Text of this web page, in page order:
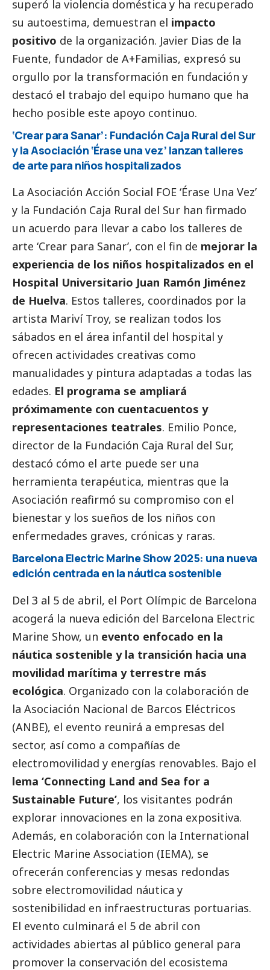
superó la violencia doméstica y ha recuperado
su autoestima, demuestran el impacto
positivo de la organización. Javier Dias de la
Fuente, fundador de A+Familias, expresó su
orgullo por la transformación en fundación y
destacó el trabajo del equipo humano que ha
hecho posible este apoyo continuo.
‘Crear para Sanar’: Fundación Caja Rural del Sur
y la Asociación ‘Érase una vez’ lanzan talleres
de arte para niños hospitalizados
La Asociación Acción Social FOE ‘Érase Una Vez’
y la Fundación Caja Rural del Sur han firmado
un acuerdo para llevar a cabo los talleres de
arte ‘Crear para Sanar’, con el fin de mejorar la
experiencia de los niños hospitalizados en el
Hospital Universitario Juan Ramón Jiménez
de Huelva. Estos talleres, coordinados por la
artista Mariví Troy, se realizan todos los
sábados en el área infantil del hospital y
ofrecen actividades creativas como
manualidades y pintura adaptadas a todas las
edades. El programa se ampliará
próximamente con cuentacuentos y
representaciones teatrales. Emilio Ponce,
director de la Fundación Caja Rural del Sur,
destacó cómo el arte puede ser una
herramienta terapéutica, mientras que la
Asociación reafirmó su compromiso con el
bienestar y los sueños de los niños con
enfermedades graves, crónicas y raras.
Barcelona Electric Marine Show 2025: una nueva
edición centrada en la náutica sostenible
Del 3 al 5 de abril, el Port Olímpic de Barcelona
acogerá la nueva edición del Barcelona Electric
Marine Show, un evento enfocado en la
náutica sostenible y la transición hacia una
movilidad marítima y terrestre más
ecológica. Organizado con la colaboración de
la Asociación Nacional de Barcos Eléctricos
(ANBE), el evento reunirá a empresas del
sector, así como a compañías de
electromovilidad y energías renovables. Bajo el
lema ‘Connecting Land and Sea for a
Sustainable Future’, los visitantes podrán
explorar innovaciones en la zona expositiva.
Además, en colaboración con la International
Electric Marine Association (IEMA), se
ofrecerán conferencias y mesas redondas
sobre electromovilidad náutica y
sostenibilidad en infraestructuras portuarias.
El evento culminará el 5 de abril con
actividades abiertas al público general para
promover la conservación del ecosistema